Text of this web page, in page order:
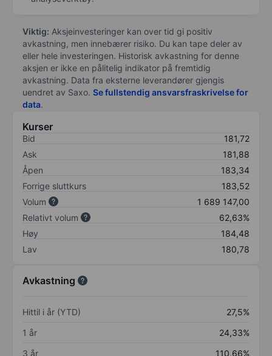
Viktig: Aksjeinvesteringer kan over tid gi positiv
avkastning, men innebærer risiko. Du kan tape deler av
eller hele investeringen. Historisk avkastning for denne
aksjen er ikke en pålitelig indikator på fremtidig
avkastning. Data fra eksterne leverandører gjengis
uendret av Saxo. Se fullstendig ansvarsfraskrivelse for
data.
Kurser
Bid
181,72
Ask
181,88
Åpen
183,34
Forrige sluttkurs
183,52
Volum
1 689 147,00
Relativt volum
62,63%
Høy
184,48
Lav
180,78
Avkastning
Hittil i år (YTD)
27,5%
1 år
24,33%
3 år
110,66%